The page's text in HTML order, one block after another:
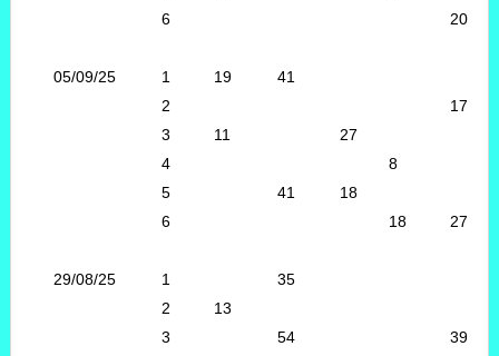
6
20
05/09/25 1 19
41
2
17
3
11
27
4
8
5
41
18
6
18 27
29/08/25 1
35
2
13
3
54
39